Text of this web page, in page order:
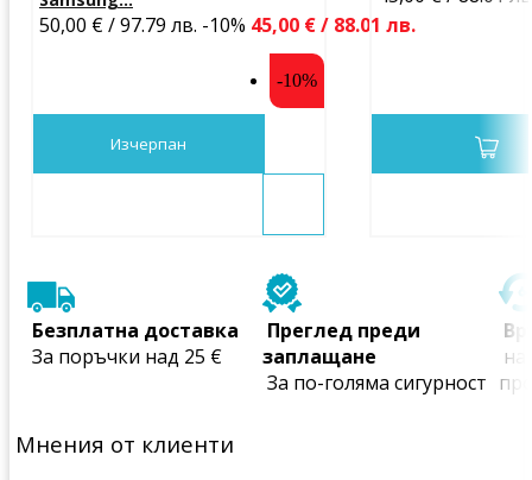
50,00 € / 97.79 лв. -10% 45,00 € / 88.01 лв.
-10%
Изчерпан
Безплатна доставка
За поръчки над 25 €
заплащане
За по-голяма сигурност
Мнения от клиенти